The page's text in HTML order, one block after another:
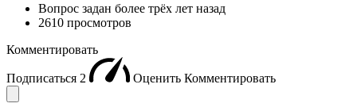
Вопрос задан более трёх лет назад
2610 просмотров
Комментировать
Подписаться 2 Оценить Комментировать